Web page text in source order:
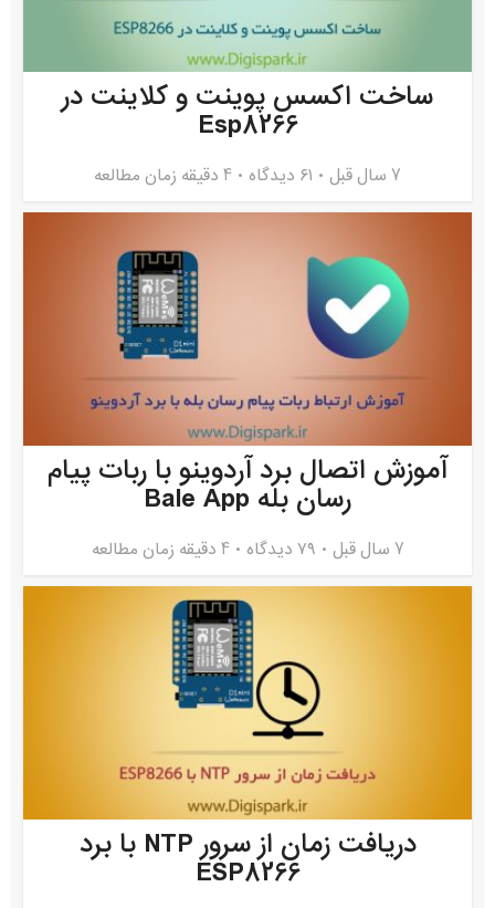
ساخت اکسس پوینت و کلاینت در
Esp8266
7 سال قبل ۶۱ دیدگاه 4 دقیقه زمان مطالعه
آموزش اتصال برد آردوینو با ربات پیام
رسان بله Bale App
7 سال قبل ۷۹ دیدگاه 4 دقیقه زمان مطالعه
دریافت زمان از سرور NTP با برد
ESP8266